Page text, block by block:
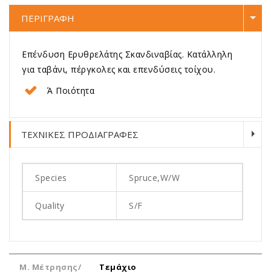
ΠΕΡΙΓΡΑΦΗ
Επένδυση Ερυθρελάτης Σκανδιναβίας. Κατάλληλη
για ταβάνι, πέργκολες και επενδύσεις τοίχου.
Ά Ποιότητα
ΤΕΧΝΙΚΕΣ ΠΡΟΔΙΑΓΡΑΦΕΣ
Species Spruce,W/W
Quality S/F
Μ. Μέτρησης/
Τεμάχιο